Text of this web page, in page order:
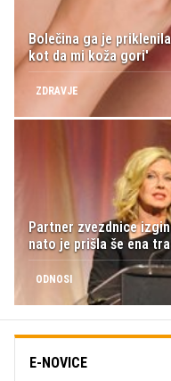
Bolečina ga je
kot da mi koža gori'
ZDRAVJE
Partner zvezdnice
nato je prišla še ena
ODNOSI
E-NOVICE